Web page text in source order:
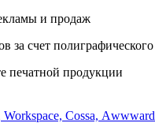
и продаж
счет полиграфического
печатной продукции
Cossa,